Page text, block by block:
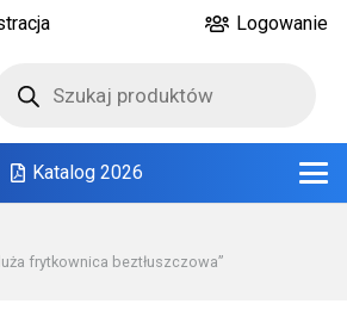
Logowanie
produktów
Katalog 2026
frytkownica beztłuszczowa”